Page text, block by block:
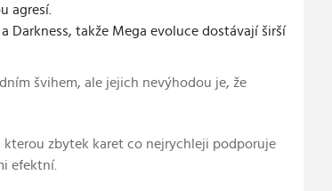
agresí.
Darkness, takže Mega evoluce dostávají širší
švihem, ale jejich nevýhodou je, že
zbytek karet co nejrychleji podporuje
efektní.